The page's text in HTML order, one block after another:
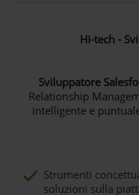
Hi-tech -
Sviluppatore
Relationship
intelligente e
Strumenti
soluzioni sulla